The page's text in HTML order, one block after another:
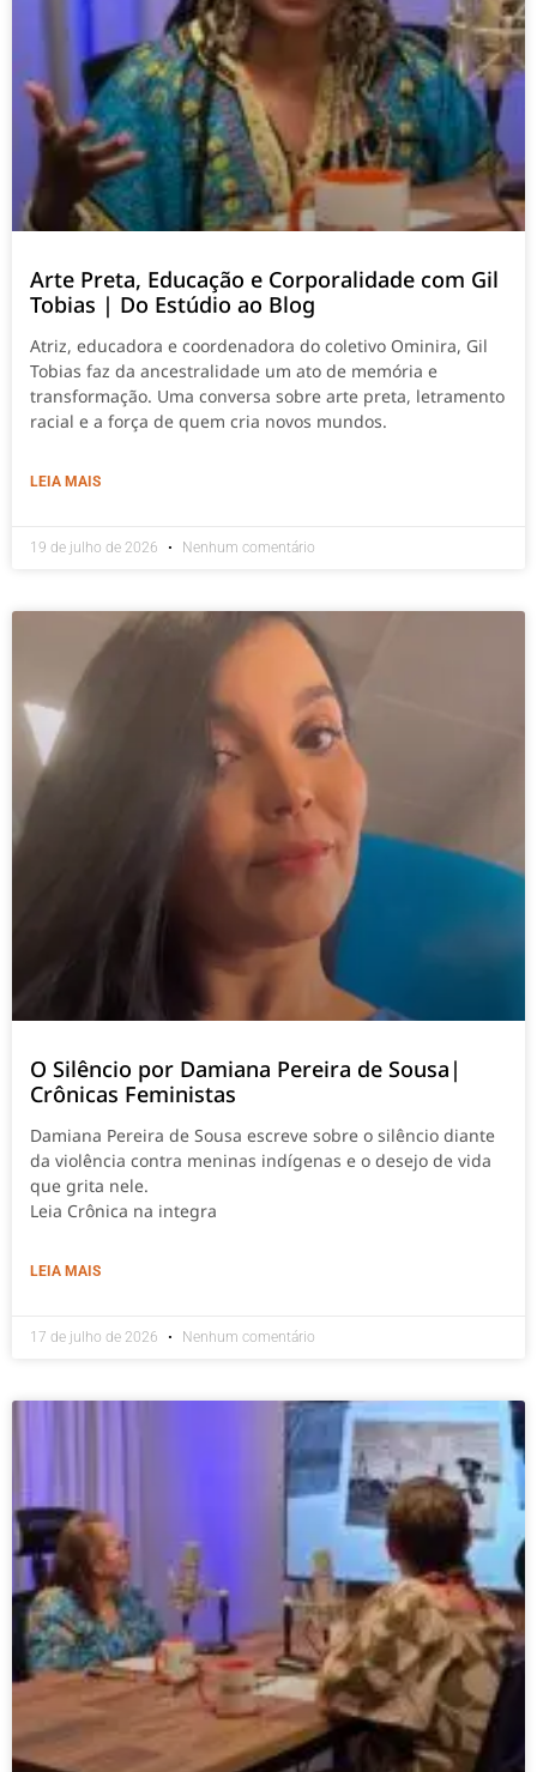
Arte Preta, Educação e Corporalidade com Gil
Tobias | Do Estúdio ao Blog
Atriz, educadora e coordenadora do coletivo Ominira, Gil
Tobias faz da ancestralidade um ato de memória e
transformação. Uma conversa sobre arte preta, letramento
racial e a força de quem cria novos mundos.
LEIA MAIS
19 de julho de 2026 Nenhum comentário
O Silêncio por Damiana Pereira de Sousa|
Crônicas Feministas
Damiana Pereira de Sousa escreve sobre o silêncio diante
da violência contra meninas indígenas e o desejo de vida
que grita nele.
Leia Crônica na integra
LEIA MAIS
17 de julho de 2026 Nenhum comentário